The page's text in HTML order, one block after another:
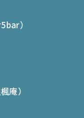
）
庵）